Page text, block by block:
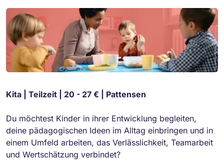
Kita | Teilzeit | 20 - 27 € | Pattensen
Du möchtest Kinder in ihrer Entwicklung begleiten,
deine pädagogischen Ideen im Alltag einbringen und in
einem Umfeld arbeiten, das Verlässlichkeit, Teamarbeit
und Wertschätzung verbindet?